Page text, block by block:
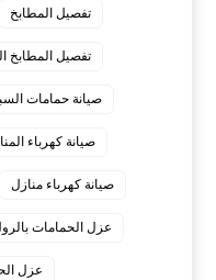
تفصيل المطابخ
تفصيل المطابخ
صيانة حمامات
صيانة كهرباء
صيانة كهرباء منازل
عزل الحمامات
عزل